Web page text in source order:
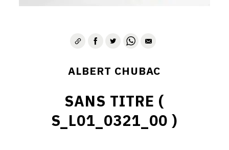
ALBERT CHUBAC
SANS TITRE (
S_L01_0321_00 )